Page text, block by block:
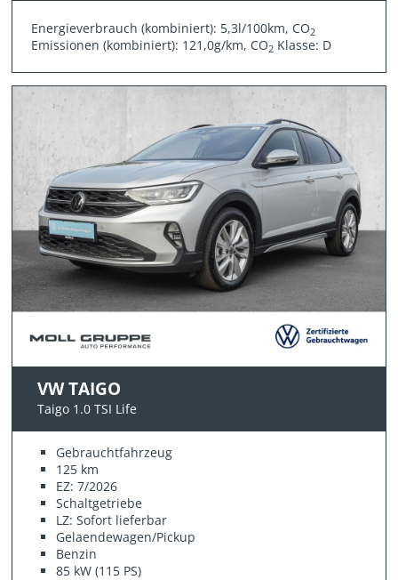
Energieverbrauch (kombiniert): 5,3l/100km, CO2
Emissionen (kombiniert): 121,0g/km, CO2 Klasse: D
VW TAIGO
Taigo 1.0 TSI Life
Gebrauchtfahrzeug
125 km
EZ: 7/2026
Schaltgetriebe
LZ: Sofort lieferbar
Gelaendewagen/Pickup
Benzin
85 kW (115 PS)